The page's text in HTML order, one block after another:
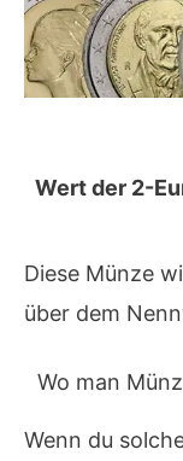
Wertder 2-
Diese Münze
über dem
Wo man
Wenn du